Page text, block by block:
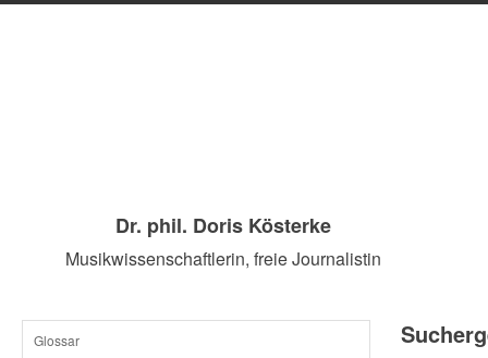
Dr. phil. Doris Kösterke
Musikwissenschaftlerin, freie Journalistin
SKIP
Glossar